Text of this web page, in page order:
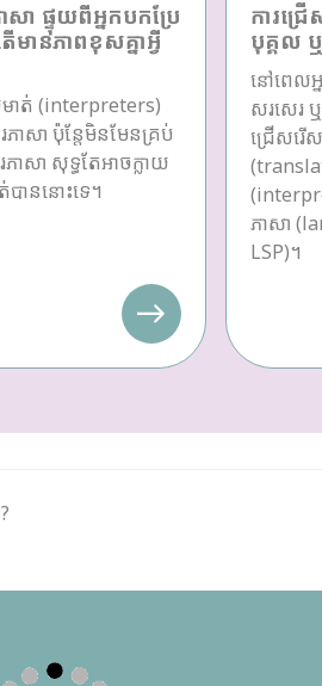
ា ផ្ទុយពីអ្នកបកប្រែ
មានភាពខុសគ្នាអ្វី
មាត់ (interpreters)
ាសា ប៉ុន្តែមិនមែនគ្រប់
សា សុទ្ធតែអាចក្លាយ
បាននោះទេ។
ការជ្រ
បុគ្គល ឬ
នៅពេលអ្
សរសេរ ឬ
ជ្រើសរើ
ភាសា
LSP)។